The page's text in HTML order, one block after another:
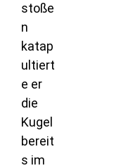
stoße
n
katap
ultiert
e er
die
Kugel
bereit
s im